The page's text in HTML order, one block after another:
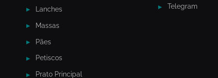
Lanches
Massas
Pães
Petiscos
Prato Principal
Telegram